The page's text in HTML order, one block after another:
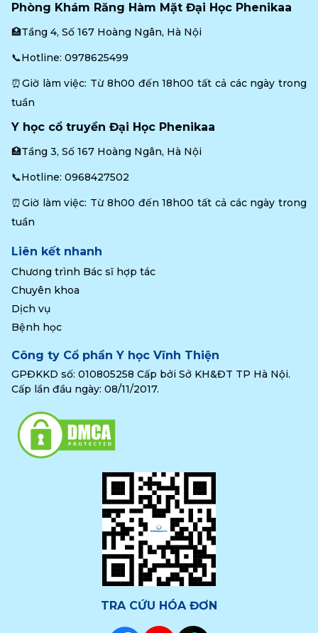
Phòng Khám Răng Hàm Mặt Đại Học Phenikaa
🏥Tầng 4, Số 167 Hoàng Ngân, Hà Nội
📞Hotline: 0978625499
⏰Giờ làm việc: Từ 8h00 đến 18h00 tất cả các ngày trong
tuần
Y học cổ truyền Đại Học Phenikaa
🏥Tầng 3, Số 167 Hoàng Ngân, Hà Nội
📞Hotline: 0968427502
⏰Giờ làm việc: Từ 8h00 đến 18h00 tất cả các ngày trong
tuần
Liên kết nhanh
Chương trình Bác sĩ hợp tác
Chuyên khoa
Dịch vụ
Bệnh học
Công ty Cổ phần Y học Vĩnh Thiện
GPĐKKD số: 010805258 Cấp bởi Sở KH&ĐT TP Hà Nội.
Cấp lần đầu ngày: 08/11/2017.
TRA CỨU HÓA ĐƠN